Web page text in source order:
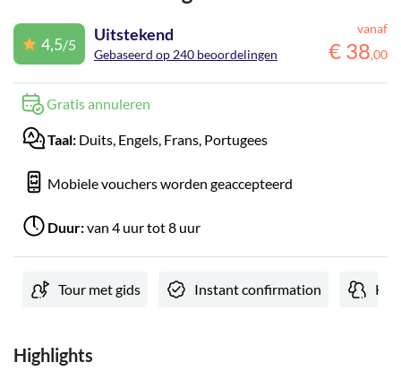
4,5/5
Uitstekend
Gebaseerd op 240 beoordelingen
vanaf
€ 38,00
Gratis annuleren
Taal: Duits, Engels, Frans, Portugees
Mobiele vouchers worden geaccepteerd
Duur:van 4 uur tot 8 uur
Tour met gids Instant confirmation
Highlights